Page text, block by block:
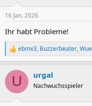
e
:
16 Jan. 2026
Ihr habt Probleme!
R
e
k
i
ebmx3, Buzzerbeater,
U urgal
Nachwuchsspieler